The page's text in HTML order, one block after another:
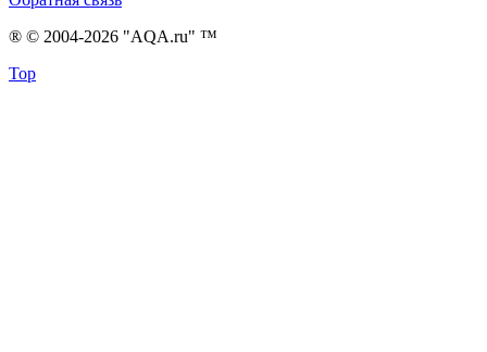
® © 2004-2026 "AQA.ru" ™
Top